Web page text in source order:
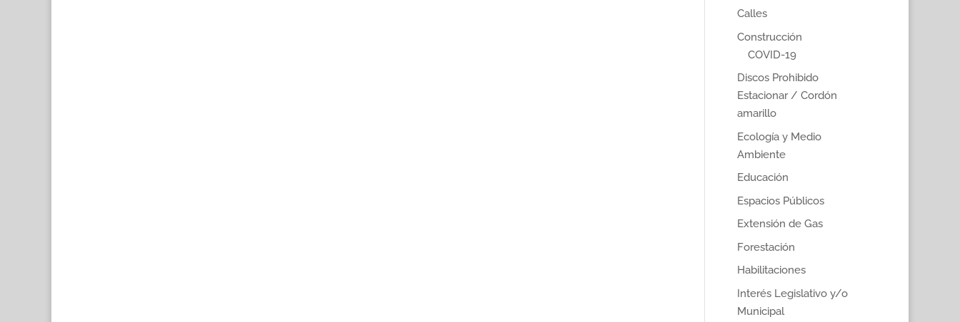
Calles
Construcción
COVID-19
Discos Prohibido
Estacionar / Cordón
amarillo
Ecología y Medio
Ambiente
Educación
Espacios Públicos
Extensión de Gas
Forestación
Habilitaciones
Interés Legislativo y/o
Municipal